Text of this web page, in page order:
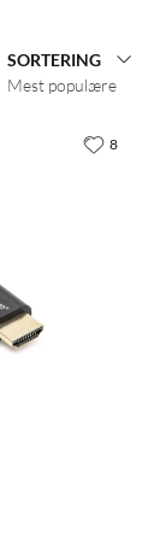
SORTERING
Mest populære
8